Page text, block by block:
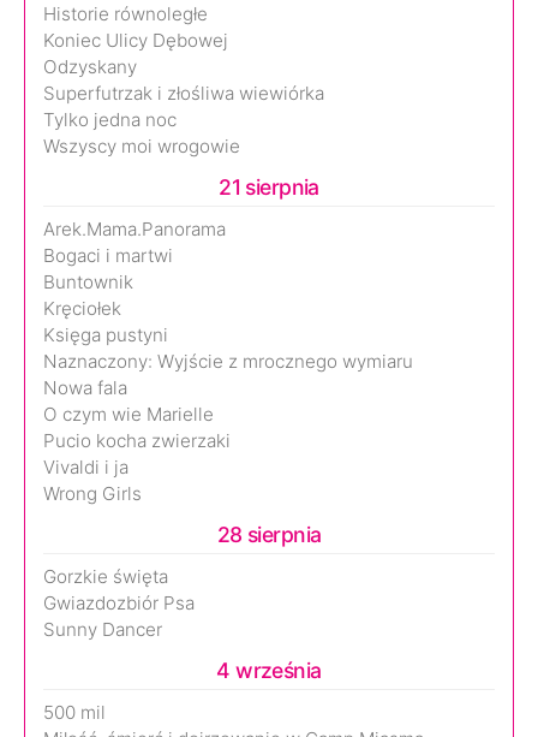
Historie równoległe
Koniec Ulicy Dębowej
Odzyskany
Superfutrzak i złośliwa wiewiórka
Tylko jedna noc
Wszyscy moi wrogowie
21 sierpnia
Arek.Mama.Panorama
Bogaci i martwi
Buntownik
Kręciołek
Księga pustyni
Naznaczony: Wyjście z mrocznego wymiaru
Nowa fala
O czym wie Marielle
Pucio kocha zwierzaki
Vivaldi i ja
Wrong Girls
28 sierpnia
Gorzkie święta
Gwiazdozbiór Psa
Sunny Dancer
4 września
500 mil